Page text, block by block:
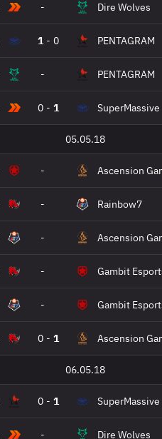
- Dire Wolves
1 - 0 PENTAGRAM
- PENTAGRAM
0 - 1 SuperMassive
05.05.18
- Ascension
- Rainbow7
- Ascension
- Gambit
- Gambit
0 - 1 Ascension
06.05.18
0 - 1 SuperMassive
- Dire Wolves